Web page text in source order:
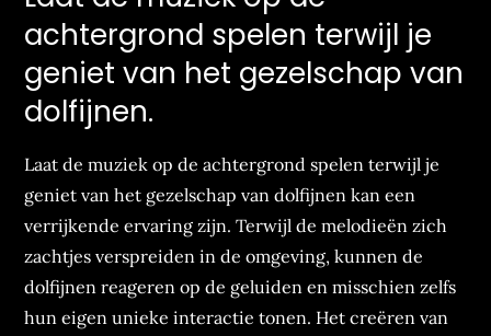
achtergrond spelen terwijl je
geniet van het gezelschap van
dolfijnen.
Laat de muziek op de achtergrond spelen terwijl je
geniet van het gezelschap van dolfijnen kan een
verrijkende ervaring zijn. Terwijl de melodieën zich
zachtjes verspreiden in de omgeving, kunnen de
dolfijnen reageren op de geluiden en misschien zelfs
hun eigen unieke interactie tonen. Het creëren van